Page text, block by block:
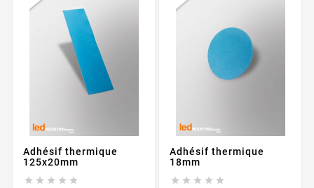
Adhésif thermique
125x20mm
    
Adhésif thermique
18mm
    